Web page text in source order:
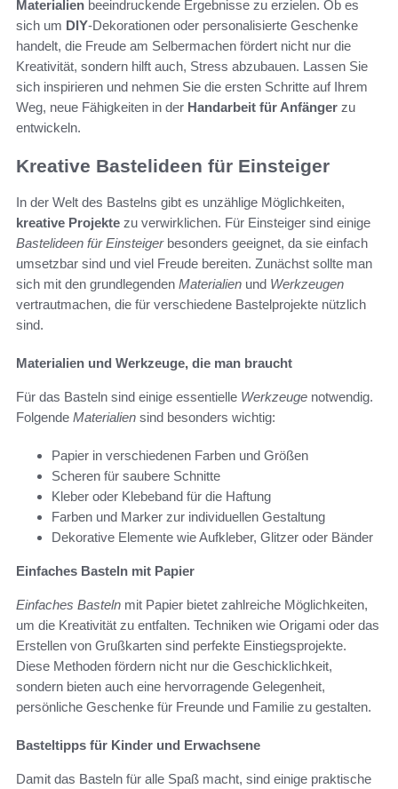
Materialien beeindruckende Ergebnisse zu erzielen. Ob es
sich um DIY-Dekorationen oder personalisierte Geschenke
handelt, die Freude am Selbermachen fördert nicht nur die
Kreativität, sondern hilft auch, Stress abzubauen. Lassen Sie
sich inspirieren und nehmen Sie die ersten Schritte auf Ihrem
Weg, neue Fähigkeiten in der Handarbeit für Anfänger zu
entwickeln.
Kreative Bastelideen für Einsteiger
In der Welt des Bastelns gibt es unzählige Möglichkeiten,
kreative Projekte zu verwirklichen. Für Einsteiger sind einige
Bastelideen für Einsteigerbesonders geeignet, da sie einfach
umsetzbar sind und viel Freude bereiten. Zunächst sollte man
sich mit den grundlegenden Materialien und Werkzeugen
vertrautmachen, die für verschiedene Bastelprojekte nützlich
sind.
Materialien und Werkzeuge, die man braucht
Für das Basteln sind einige essentielle Werkzeuge notwendig.
Folgende Materialien sind besonders wichtig:
Papier in verschiedenen Farben und Größen
Scheren für saubere Schnitte
Kleber oder Klebeband für die Haftung
Farben und Marker zur individuellen Gestaltung
Dekorative Elemente wie Aufkleber, Glitzer oder Bänder
Einfaches Basteln mit Papier
Einfaches Basteln mit Papier bietet zahlreiche Möglichkeiten,
um die Kreativität zu entfalten. Techniken wie Origami oder das
Erstellen von Grußkarten sind perfekte Einstiegsprojekte.
Diese Methoden fördern nicht nur die Geschicklichkeit,
sondern bieten auch eine hervorragende Gelegenheit,
persönliche Geschenke für Freunde und Familie zu gestalten.
Basteltipps für Kinder und Erwachsene
Damit das Basteln für alle Spaß macht, sind einige praktische